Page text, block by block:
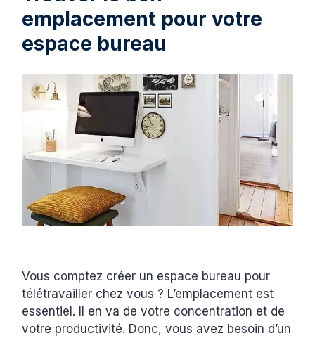
emplacement pour votre
espace bureau
Vous comptez créer un espace bureau pour
télétravailler chez vous ? L’emplacement est
essentiel. Il en va de votre concentration et de
votre productivité. Donc, vous avez besoin d’un